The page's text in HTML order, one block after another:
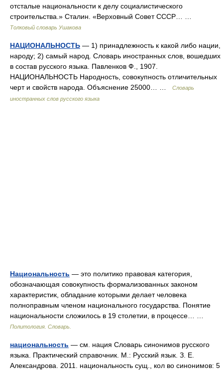
отсталые национальности к делу социалистического
строительства.» Сталин. «Верховный Совет СССР… …
Толковый словарь Ушакова
НАЦИОНАЛЬНОСТЬ — 1) принадлежность к какой либо нации,
народу; 2) самый народ. Словарь иностранных слов, вошедших
в состав русского языка. Павленков Ф., 1907.
НАЦИОНАЛЬНОСТЬ Народность, совокупность отличительных
черт и свойств народа. Объяснение 25000… …
Словарь
иностранных слов русского языка
Национальность — это политико правовая категория,
обозначающая совокупность формализованных законом
характеристик, обладание которыми делает человека
полноправным членом национального государства. Понятие
национальности сложилось в 19 столетии, в процессе… …
Политология. Словарь.
национальность — см. нация Словарь синонимов русского
языка. Практический справочник. М.: Русский язык. З. Е.
Александрова. 2011. национальность сущ., кол во синонимов: 5